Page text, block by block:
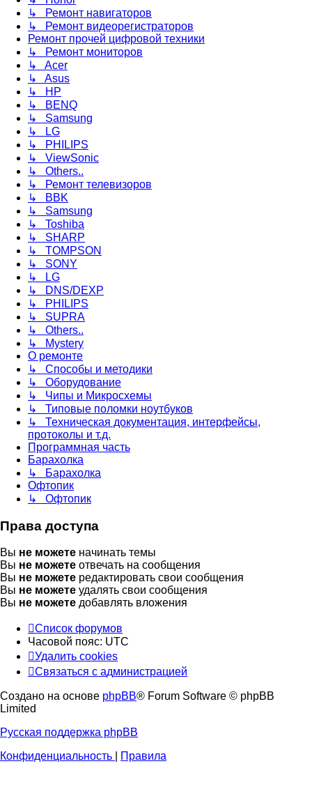
↳ Ремонт навигаторов
↳ Ремонт видеорегистраторов
Ремонт прочей цифровой техники
↳ Ремонт мониторов
↳ Acer
↳ Asus
↳ HP
↳ BENQ
↳ Samsung
↳ LG
↳ PHILIPS
↳ ViewSonic
↳ Others..
↳ Ремонт телевизоров
↳ BBK
↳ Samsung
↳ Toshiba
↳ SHARP
↳ TOMPSON
↳ SONY
↳ LG
↳ DNS/DEXP
↳ PHILIPS
↳ SUPRA
↳ Others..
↳ Mystery
О ремонте
↳ Способы и методики
↳ Оборудование
↳ Чипы и Микросхемы
↳ Типовые поломки ноутбуков
↳ Техническая документация, интерфейсы,
протоколы и т.д.
Программная часть
Барахолка
↳ Барахолка
Офтопик
↳ Офтопик
Права доступа
Вы не можете начинать темы
Вы не можете отвечать на сообщения
Вы не можете редактировать свои сообщения
Вы не можете удалять свои сообщения
Вы не можете добавлять вложения
Список форумов
Часовой пояс: UTC
Удалить cookies
Связаться
администрацией
Связаться с администрацией
Создано на основе phpBB® Forum Software © phpBB
Limited
Русская поддержка phpBB
Конфиденциальность
Правила